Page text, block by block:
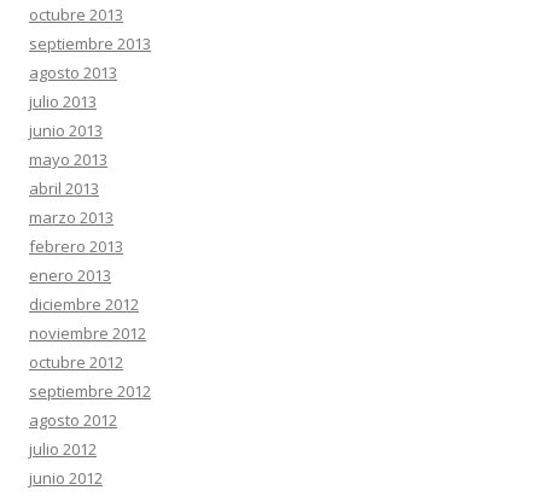
octubre 2013
septiembre 2013
agosto 2013
julio 2013
junio 2013
mayo 2013
abril 2013
marzo 2013
febrero 2013
enero 2013
diciembre 2012
noviembre 2012
octubre 2012
septiembre 2012
agosto 2012
julio 2012
junio 2012